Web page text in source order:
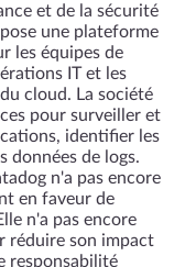
et de la sécurité
une plateforme
les équipes de
IT et les
cloud. La société
pour surveiller et
identifier les
données de logs.
n'a pas encore
en faveur de
n'a pas encore
réduire son impact
responsabilité